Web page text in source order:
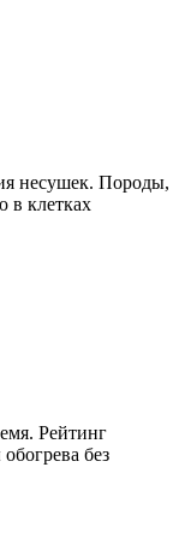
несушек. Породы,
в клетках
Рейтинг
без